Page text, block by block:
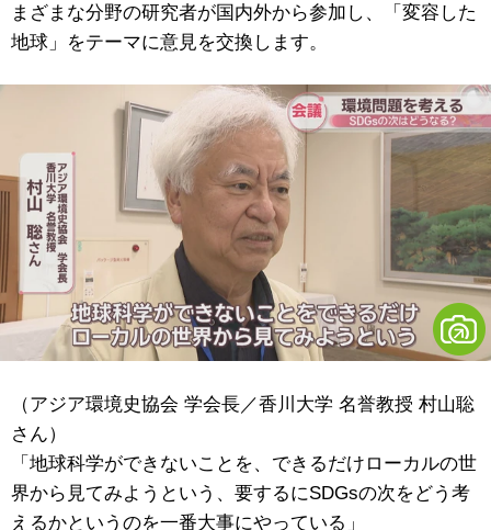
まざまな分野の研究者が国内外から参加し、「変容した
地球」をテーマに意見を交換します。
（アジア環境史協会 学会長／香川大学 名誉教授 村山聡
さん）
「地球科学ができないことを、できるだけローカルの世
界から見てみようという、要するにSDGsの次をどう考
えるかというのを一番大事にやっている」